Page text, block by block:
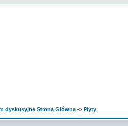
dyskusyjne Strona Główna -> Płyty